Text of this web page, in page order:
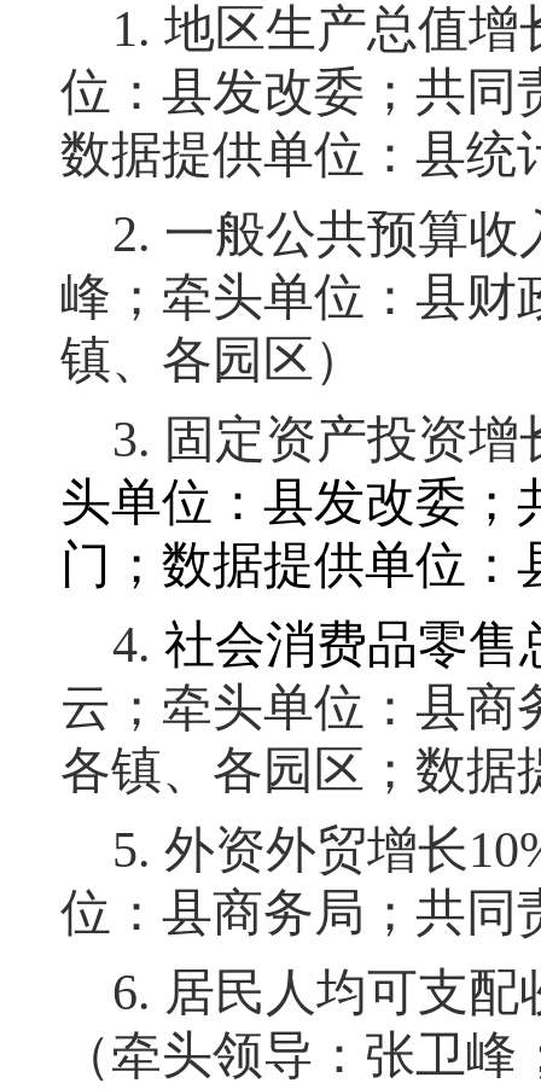
1. 地区生产总值增
位：县发改委；共同
数据提供单位：县统
2. 一般公共预算收
峰 ； 牵头单位：县财
镇、各园区）
3. 固定资产投资增
头单位：县发改委；
门 ； 数据提供单位：
4. 社会消费品零售
云 ； 牵头单位：县商
各镇、各园区 ； 数据
5. 外资外贸增长
位：县商务局；共同
6. 居民人均可支
（牵头领导：张卫峰